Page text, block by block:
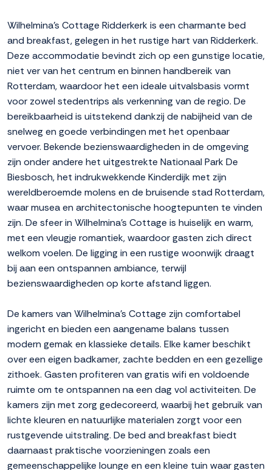
Wilhelmina's Cottage Ridderkerk is een charmante bed
and breakfast, gelegen in het rustige hart van Ridderkerk.
Deze accommodatie bevindt zich op een gunstige locatie,
niet ver van het centrum en binnen handbereik van
Rotterdam, waardoor het een ideale uitvalsbasis vormt
voor zowel stedentrips als verkenning van de regio. De
bereikbaarheid is uitstekend dankzij de nabijheid van de
snelweg en goede verbindingen met het openbaar
vervoer. Bekende bezienswaardigheden in de omgeving
zijn onder andere het uitgestrekte Nationaal Park De
Biesbosch, het indrukwekkende Kinderdijk met zijn
wereldberoemde molens en de bruisende stad Rotterdam,
waar musea en architectonische hoogtepunten te vinden
zijn. De sfeer in Wilhelmina's Cottage is huiselijk en warm,
met een vleugje romantiek, waardoor gasten zich direct
welkom voelen. De ligging in een rustige woonwijk draagt
bij aan een ontspannen ambiance, terwijl
bezienswaardigheden op korte afstand liggen.
De kamers van Wilhelmina's Cottage zijn comfortabel
ingericht en bieden een aangename balans tussen
modern gemak en klassieke details. Elke kamer beschikt
over een eigen badkamer, zachte bedden en een gezellige
zithoek. Gasten profiteren van gratis wifi en voldoende
ruimte om te ontspannen na een dag vol activiteiten. De
kamers zijn met zorg gedecoreerd, waarbij het gebruik van
lichte kleuren en natuurlijke materialen zorgt voor een
rustgevende uitstraling. De bed and breakfast biedt
daarnaast praktische voorzieningen zoals een
gemeenschappelijke lounge en een kleine tuin waar gasten